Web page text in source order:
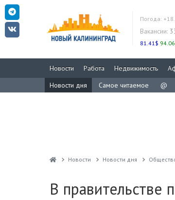
Погода:
Вакансии:
81.41$
Новости Работа Недвижимость
Новости дня
Самое читаемое @
Новости Новости дня
В правительстве